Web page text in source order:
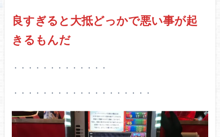
良すぎると大抵どっかで悪い事が起
きるもんだ
・・・・・・・・・・・・・
・・・・・・・・・・・・・・・・・・・